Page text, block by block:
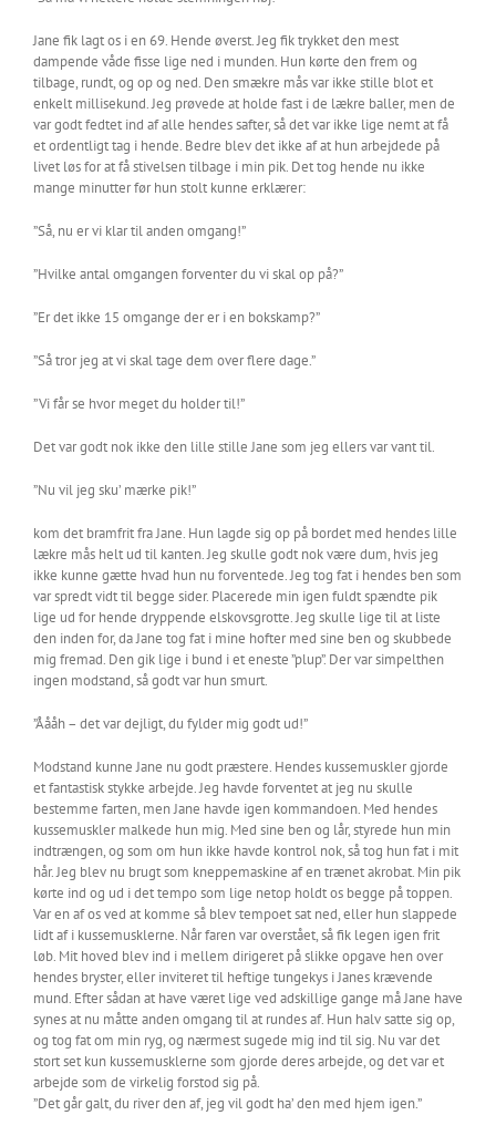
Jane fik lagt os i en 69. Hende øverst. Jeg fik trykket den mest
dampende våde fisse lige ned i munden. Hun kørte den frem og
tilbage, rundt, og op og ned. Den smækre mås var ikke stille blot et
enkelt millisekund. Jeg prøvede at holde fast i de lækre baller, men de
var godt fedtet ind af alle hendes safter, så det var ikke lige nemt at få
et ordentligt tag i hende. Bedre blev det ikke af at hun arbejdede på
livet løs for at få stivelsen tilbage i min pik. Det tog hende nu ikke
mange minutter før hun stolt kunne erklærer:
”Så, nu er vi klar til anden omgang!”
”Hvilke antal omgangen forventer du vi skal op på?”
”Er det ikke 15 omgange der er i en bokskamp?”
”Så tror jeg at vi skal tage dem over flere dage.”
”Vi får se hvor meget du holder til!”
Det var godt nok ikke den lille stille Jane som jeg ellers var vant til.
”Nu vil jeg sku’ mærke pik!”
kom det bramfrit fra Jane. Hun lagde sig op på bordet med hendes lille
lækre mås helt ud til kanten. Jeg skulle godt nok være dum, hvis jeg
ikke kunne gætte hvad hun nu forventede. Jeg tog fat i hendes ben som
var spredt vidt til begge sider. Placerede min igen fuldt spændte pik
lige ud for hende dryppende elskovsgrotte. Jeg skulle lige til at liste
den inden for, da Jane tog fat i mine hofter med sine ben og skubbede
mig fremad. Den gik lige i bund i et eneste ”plup”. Der var simpelthen
ingen modstand, så godt var hun smurt.
”Åååh – det var dejligt, du fylder mig godt ud!”
Modstand kunne Jane nu godt præstere. Hendes kussemuskler gjorde
et fantastisk stykke arbejde. Jeg havde forventet at jeg nu skulle
bestemme farten, men Jane havde igen kommandoen. Med hendes
kussemuskler malkede hun mig. Med sine ben og lår, styrede hun min
indtrængen, og som om hun ikke havde kontrol nok, så tog hun fat i mit
hår. Jeg blev nu brugt som kneppemaskine af en trænet akrobat. Min pik
kørte ind og ud i det tempo som lige netop holdt os begge på toppen.
Var en af os ved at komme så blev tempoet sat ned, eller hun slappede
lidt af i kussemusklerne. Når faren var overstået, så fik legen igen frit
løb. Mit hoved blev ind i mellem dirigeret på slikke opgave hen over
hendes bryster, eller inviteret til heftige tungekys i Janes krævende
mund. Efter sådan at have været lige ved adskillige gange må Jane have
synes at nu måtte anden omgang til at rundes af. Hun halv satte sig op,
og tog fat om min ryg, og nærmest sugede mig ind til sig. Nu var det
stort set kun kussemusklerne som gjorde deres arbejde, og det var et
arbejde som de virkelig forstod sig på.
”Det går galt, du river den af, jeg vil godt ha’ den med hjem igen.”